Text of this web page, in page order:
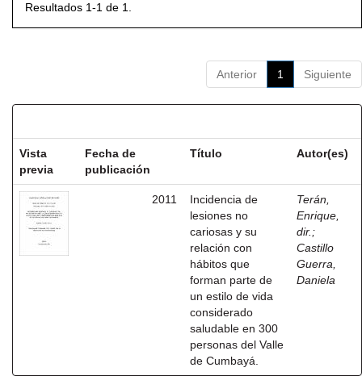
Resultados 1-1 de 1.
Anterior 1 Siguiente
Vista
previa
Fecha de
publicación
Título Autor(es)
2011
Incidencia de
lesiones no
cariosas y su
relación con
hábitos que
forman parte de
un estilo de vida
considerado
saludable en 300
personas del Valle
de Cumbayá.
Terán,
Enrique,
dir. ;
Castillo
Guerra,
Daniela